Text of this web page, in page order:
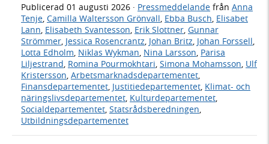
Publicerad 01 augusti 2026 · Pressmeddelande från Anna
Tenje Camilla Waltersson Grönvall Ebba Busch Elisabet
Lann Elisabeth Svantesson Erik Slottner Gunnar
Strömmer Jessica Rosencrantz Johan Britz Johan Forssell
Lotta Edholm Niklas Wykman Nina Larsson Parisa
Liljestrand Romina Pourmokhtari Simona Mohamsson Ulf
Kristersson Arbetsmarknadsdepartementet
Finansdepartementet Justitiedepartementet Klimat- och
näringslivsdepartementet Kulturdepartementet
Socialdepartementet Statsrådsberedningen
Utbildningsdepartementet